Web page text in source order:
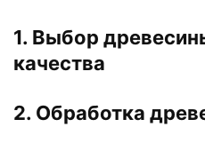
1. Выбор
качества
2. Обработка